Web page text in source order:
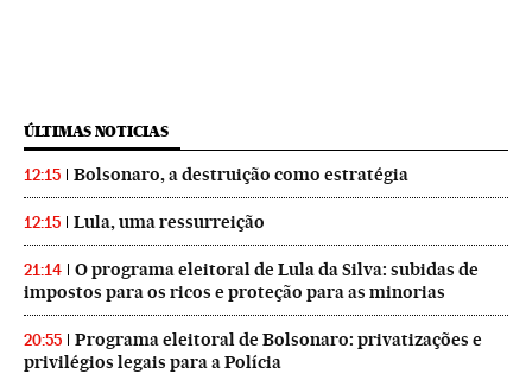
ÚLTIMAS NOTICIAS
12:15 Bolsonaro, a destruição como estratégia
12:15 Lula, uma ressurreição
21:14
O programa eleitoral de Lula da Silva: subidas de
impostos para os ricos e proteção para as minorias
20:55
Programa eleitoral de Bolsonaro: privatizações e
privilégios legais para a Polícia